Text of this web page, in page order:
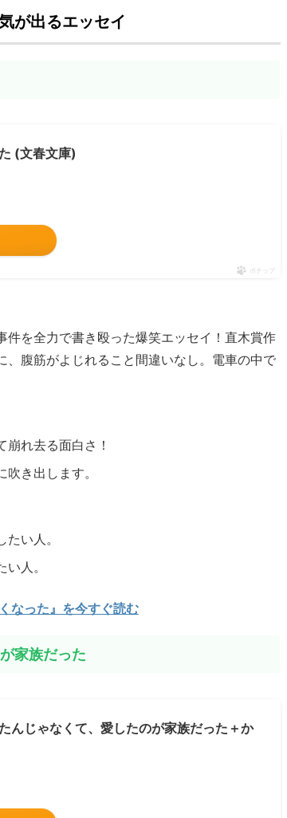
が出るエッセイ
(文春文庫)
ポチップ
を全力で書き殴った爆笑エッセイ！直木賞作
腹筋がよじれること間違いなし。電車の中で
れ去る面白さ！
き出します。
い人。
人。
なった』を今すぐ読む
家族だった
んじゃなくて、愛したのが家族だった＋か